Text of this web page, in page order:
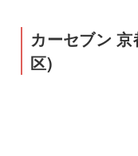
カーセブン
区)